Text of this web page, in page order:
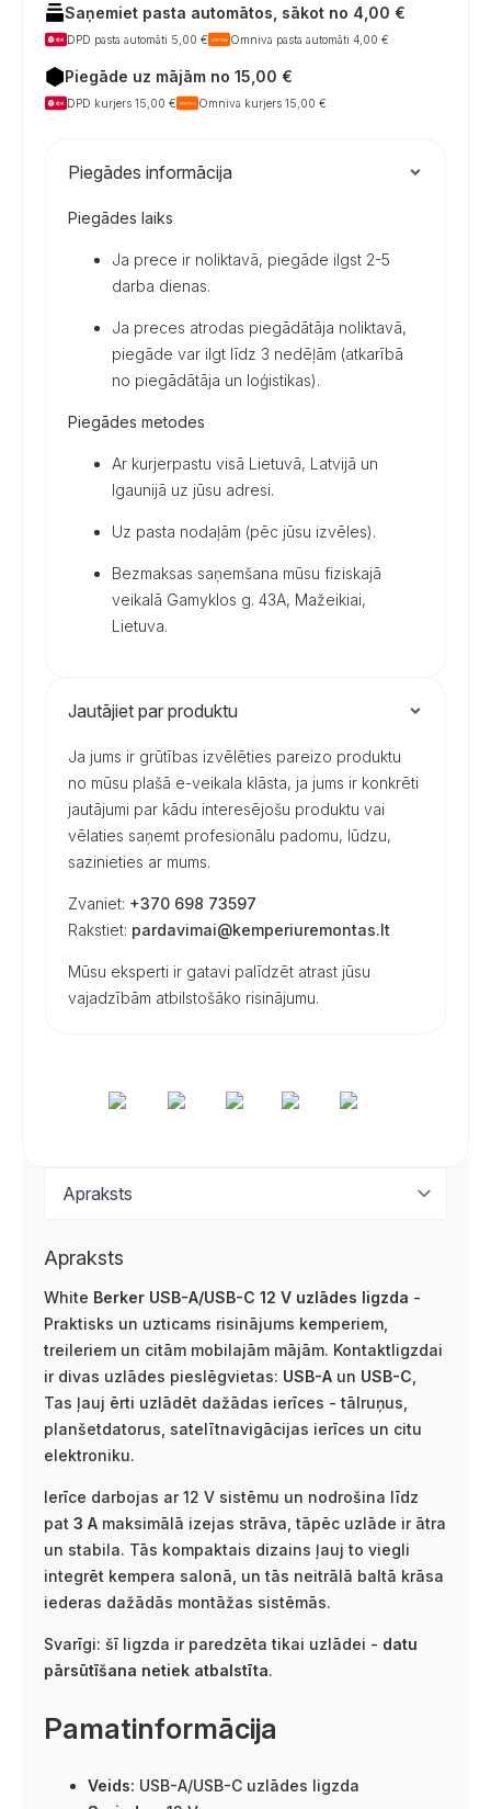
kemperių
įkrovimo
lizdas,
baltas
daudzums
Saņemiet pasta automātos, sākot no 4,00 €
DPD pasta automāti 5,00 € Omniva pasta automāti 4,00 €
Piegāde uz mājām no 15,00 €
DPD kurjers 15,00 € Omniva kurjers 15,00 €
Piegādes informācija
Piegādes laiks
Ja prece ir noliktavā, piegāde ilgst 2-5
darba dienas.
Ja preces atrodas piegādātāja noliktavā,
piegāde var ilgt līdz 3 nedēļām (atkarībā
no piegādātāja un loģistikas).
Piegādes metodes
Ar kurjerpastu visā Lietuvā, Latvijā un
Igaunijā uz jūsu adresi.
Uz pasta nodaļām (pēc jūsu izvēles).
Bezmaksas saņemšana mūsu fiziskajā
veikalā Gamyklos g. 43A, Mažeikiai,
Lietuva.
Jautājiet par produktu
Ja jums ir grūtības izvēlēties pareizo produktu
no mūsu plašā e-veikala klāsta, ja jums ir konkrēti
jautājumi par kādu interesējošu produktu vai
vēlaties saņemt profesionālu padomu, lūdzu,
sazinieties ar mums.
Zvaniet: +370 698 73597
Rakstiet: pardavimai@kemperiuremontas.lt
Mūsu eksperti ir gatavi palīdzēt atrast jūsu
vajadzībām atbilstošāko risinājumu.
Apraksts
White Berker USB-A/USB-C 12 V uzlādes ligzda -
Praktisks un uzticams risinājums kemperiem,
treileriem un citām mobilajām mājām. Kontaktligzdai
ir divas uzlādes pieslēgvietas: USB-A un USB-C
Tas ļauj ērti uzlādēt dažādas ierīces - tālruņus,
planšetdatorus, satelītnavigācijas ierīces un citu
elektroniku.
Ierīce darbojas ar 12 V sistēmu un nodrošina līdz
pat 3 A maksimālā izejas strāva, tāpēc uzlāde ir ātra
un stabila. Tās kompaktais dizains ļauj to viegli
integrēt kempera salonā, un tās neitrālā baltā krāsa
iederas dažādās montāžas sistēmās.
Svarīgi: šī ligzda ir paredzēta tikai uzlādei - datu
pārsūtīšana netiek atbalstīta.
Pamatinformācija
Veids: USB-A/USB-C uzlādes ligzda